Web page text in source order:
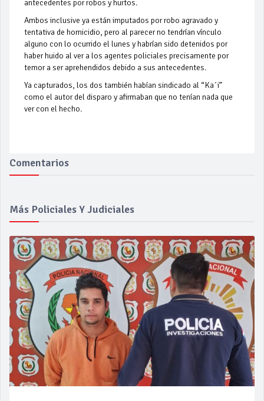
antecedentes por robos y hurtos.
Ambos inclusive ya están imputados por robo agravado y
tentativa de homicidio, pero al parecer no tendrían vínculo
alguno con lo ocurrido el lunes y habrían sido detenidos por
haber huido al ver a los agentes policiales precisamente por
temor a ser aprehendidos debido a sus antecedentes.
Ya capturados, los dos también habían sindicado al “Ka´i”
como el autor del disparo y afirmaban que no tenían nada que
ver con el hecho.
Comentarios
Más Policiales Y Judiciales